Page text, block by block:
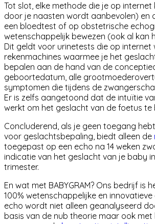
Tot slot, elke methode die je op
door je naasten wordt aanbevolen) en
een bloedtest of op obstetrische
wetenschappelijk bewezen (ook al kan
Dit geldt voor urinetests die op internet
rekenmachines waarmee je het
bepalen aan de hand van de
geboortedatum, alle
symptomen die tijdens de
Er is zelfs aangetoond dat de intuïtie
werkt om het geslacht van de foetus te
Concluderend, als je geen toegang
voor geslachtsbepaling, biedt alleen de
toegepast op een echo na 14 weken
indicatie van het geslacht van je baby
trimester.
En wat met BABYGRAM? Ons bedrijf is
100% wetenschappelijke en
echo wordt niet alleen geanalyseerd
basis van de nub theorie maar ook met